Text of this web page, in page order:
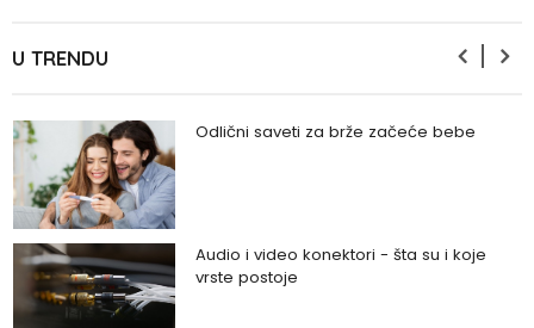
U TRENDU
Odlični saveti za brže začeće bebe
Audio i video konektori - šta su i koje
vrste postoje